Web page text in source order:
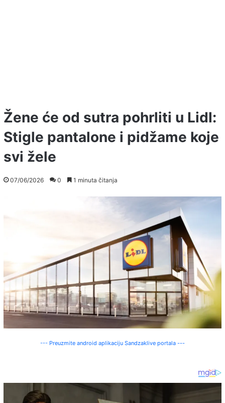
Žene će od sutra pohrliti u Lidl:
Stigle pantalone i pidžame koje
svi žele
07/06/2026 0 1 minuta čitanja
--- Preuzmite android aplikaciju Sandzaklive portala ---